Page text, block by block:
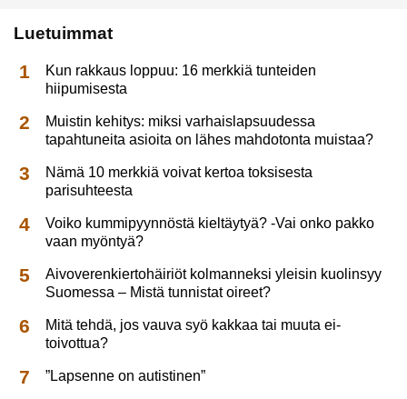
Luetuimmat
Kun rakkaus loppuu: 16 merkkiä tunteiden
hiipumisesta
Muistin kehitys: miksi varhaislapsuudessa
tapahtuneita asioita on lähes mahdotonta muistaa?
Nämä 10 merkkiä voivat kertoa toksisesta
parisuhteesta
Voiko kummipyynnöstä kieltäytyä? -Vai onko pakko
vaan myöntyä?
Aivoverenkiertohäiriöt kolmanneksi yleisin kuolinsyy
Suomessa – Mistä tunnistat oireet?
Mitä tehdä, jos vauva syö kakkaa tai muuta ei-
toivottua?
”Lapsenne on autistinen”